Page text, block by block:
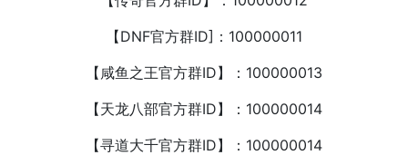
【DNF官方群ID]：100000011
【咸鱼之王官方群ID】：100000013
【天龙八部官方群ID】：100000014
【寻道大千官方群ID】：100000014